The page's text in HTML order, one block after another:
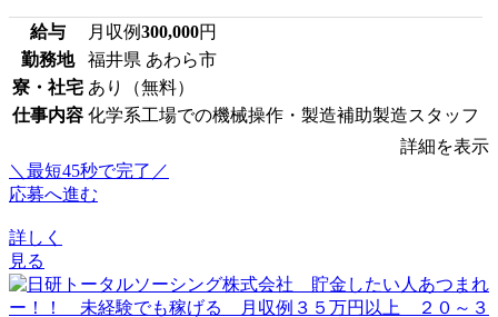
給与 月収例300,000円
勤務地
福井県 あわら市
寮・社宅 あり（無料）
仕事内容 化学系工場での機械操作・製造補助製造スタッフ
詳細を表示
＼最短45秒で完了／
応募へ進む
詳しく
見る